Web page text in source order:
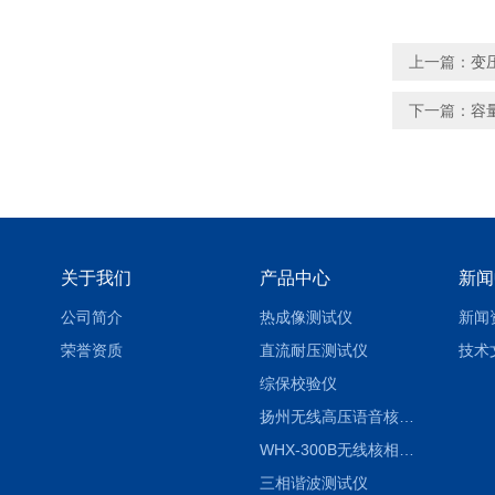
上一篇： 变
下一篇： 容
关于我们
公司简介
荣誉资质
产品中心
热成像测试仪
直流耐压测试仪
综保校验仪
扬州无线高压语音核相仪
三相谐波测试仪
新
新闻
技术